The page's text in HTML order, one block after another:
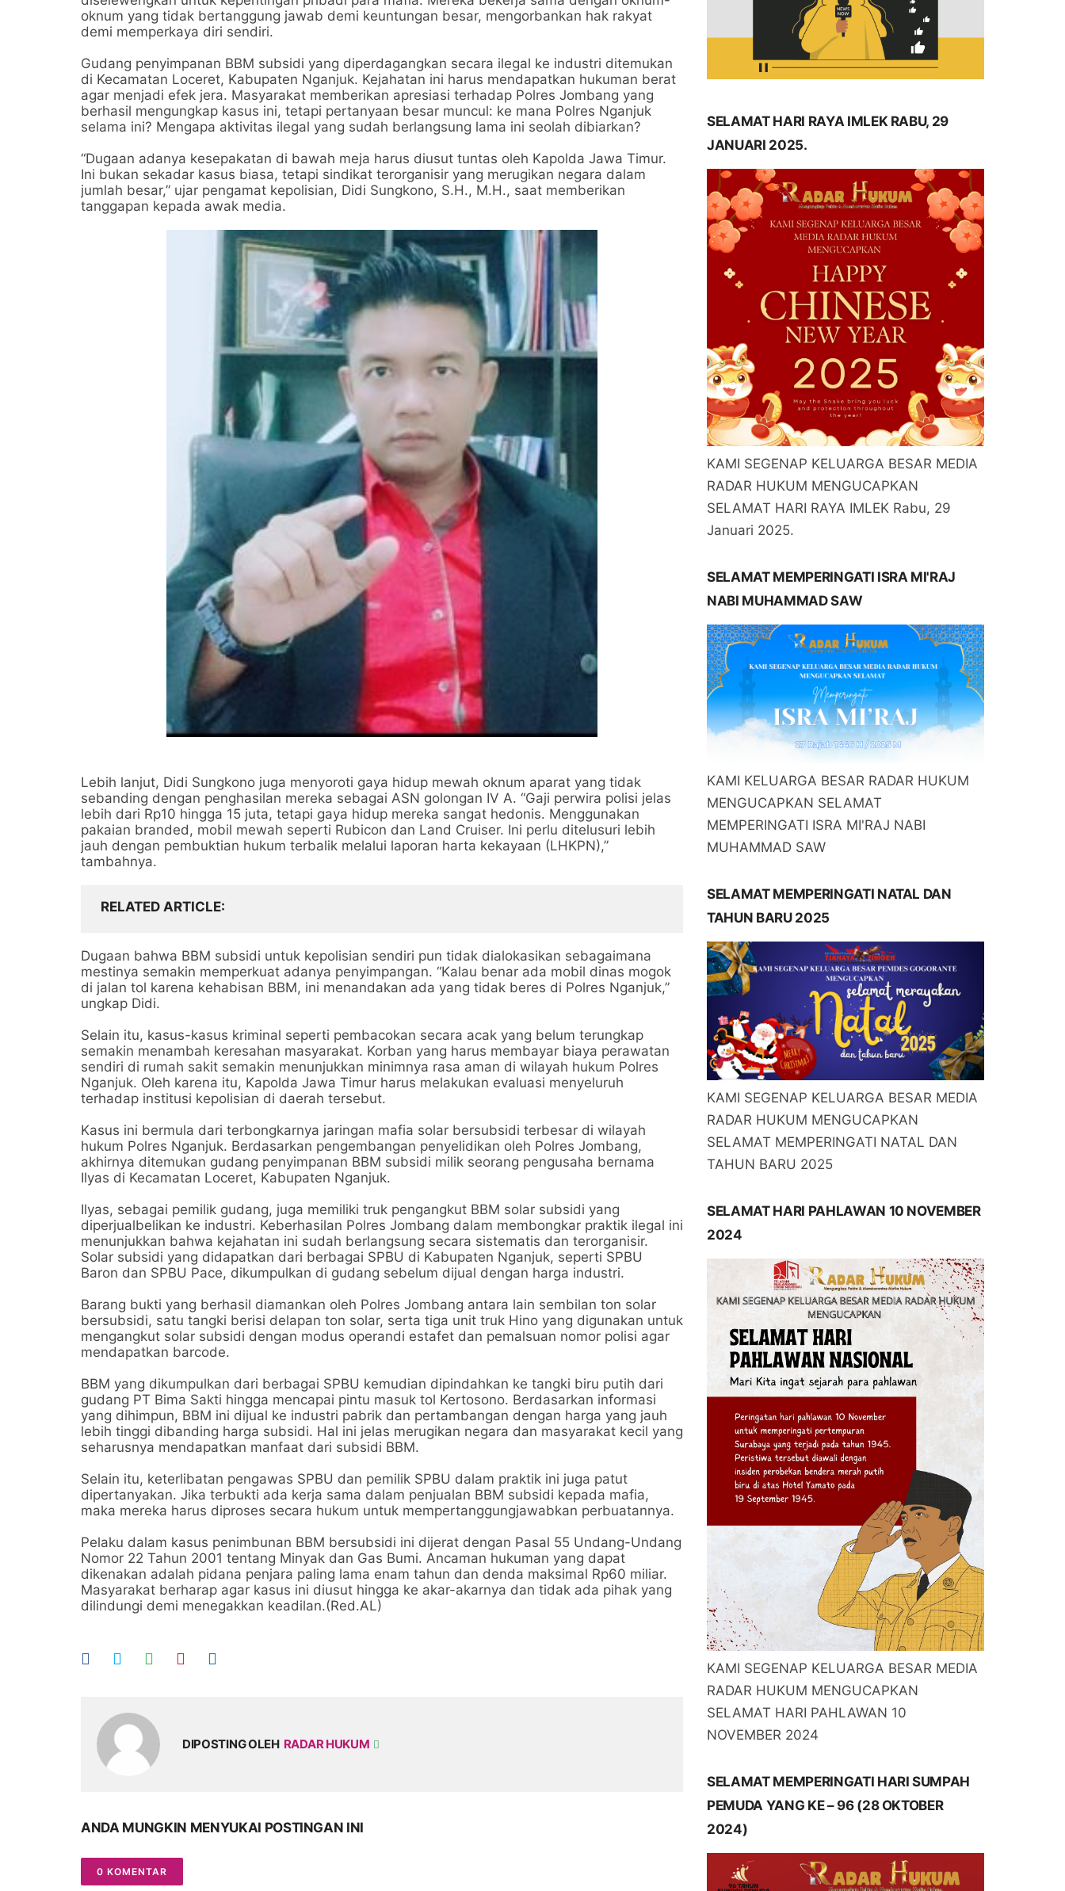
oknum yang tidak bertanggung jawab demi keuntungan besar, mengorbankan hak rakyat
demi memperkaya diri sendiri.
Gudang penyimpanan BBM subsidi yang diperdagangkan secara ilegal ke industri ditemukan
di Kecamatan Loceret, Kabupaten Nganjuk. Kejahatan ini harus mendapatkan hukuman berat
agar menjadi efek jera. Masyarakat memberikan apresiasi terhadap Polres Jombang yang
berhasil mengungkap kasus ini, tetapi pertanyaan besar muncul: ke mana Polres Nganjuk
selama ini? Mengapa aktivitas ilegal yang sudah berlangsung lama ini seolah dibiarkan?
“Dugaan adanya kesepakatan di bawah meja harus diusut tuntas oleh Kapolda Jawa Timur.
Ini bukan sekadar kasus biasa, tetapi sindikat terorganisir yang merugikan negara dalam
jumlah besar,” ujar pengamat kepolisian, Didi Sungkono, S.H., M.H., saat memberikan
tanggapan kepada awak media.
Lebih lanjut, Didi Sungkono juga menyoroti gaya hidup mewah oknum aparat yang tidak
sebanding dengan penghasilan mereka sebagai ASN golongan IV A. “Gaji perwira polisi jelas
lebih dari Rp10 hingga 15 juta, tetapi gaya hidup mereka sangat hedonis. Menggunakan
pakaian branded, mobil mewah seperti Rubicon dan Land Cruiser. Ini perlu ditelusuri lebih
jauh dengan pembuktian hukum terbalik melalui laporan harta kekayaan (LHKPN),”
tambahnya.
RELATED ARTICLE
Dugaan bahwa BBM subsidi untuk kepolisian sendiri pun tidak dialokasikan sebagaimana
mestinya semakin memperkuat adanya penyimpangan. “Kalau benar ada mobil dinas mogok
di jalan tol karena kehabisan BBM, ini menandakan ada yang tidak beres di Polres Nganjuk,”
ungkap Didi.
Selain itu, kasus-kasus kriminal seperti pembacokan secara acak yang belum terungkap
semakin menambah keresahan masyarakat. Korban yang harus membayar biaya perawatan
sendiri di rumah sakit semakin menunjukkan minimnya rasa aman di wilayah hukum Polres
Nganjuk. Oleh karena itu, Kapolda Jawa Timur harus melakukan evaluasi menyeluruh
terhadap institusi kepolisian di daerah tersebut.
Kasus ini bermula dari terbongkarnya jaringan mafia solar bersubsidi terbesar di wilayah
hukum Polres Nganjuk. Berdasarkan pengembangan penyelidikan oleh Polres Jombang,
akhirnya ditemukan gudang penyimpanan BBM subsidi milik seorang pengusaha bernama
Ilyas di Kecamatan Loceret, Kabupaten Nganjuk.
Ilyas, sebagai pemilik gudang, juga memiliki truk pengangkut BBM solar subsidi yang
diperjualbelikan ke industri. Keberhasilan Polres Jombang dalam membongkar praktik ilegal ini
menunjukkan bahwa kejahatan ini sudah berlangsung secara sistematis dan terorganisir.
Solar subsidi yang didapatkan dari berbagai SPBU di Kabupaten Nganjuk, seperti SPBU
Baron dan SPBU Pace, dikumpulkan di gudang sebelum dijual dengan harga industri.
Barang bukti yang berhasil diamankan oleh Polres Jombang antara lain sembilan ton solar
bersubsidi, satu tangki berisi delapan ton solar, serta tiga unit truk Hino yang digunakan untuk
mengangkut solar subsidi dengan modus operandi estafet dan pemalsuan nomor polisi agar
mendapatkan barcode.
BBM yang dikumpulkan dari berbagai SPBU kemudian dipindahkan ke tangki biru putih dari
gudang PT Bima Sakti hingga mencapai pintu masuk tol Kertosono. Berdasarkan informasi
yang dihimpun, BBM ini dijual ke industri pabrik dan pertambangan dengan harga yang jauh
lebih tinggi dibanding harga subsidi. Hal ini jelas merugikan negara dan masyarakat kecil yang
seharusnya mendapatkan manfaat dari subsidi BBM.
Selain itu, keterlibatan pengawas SPBU dan pemilik SPBU dalam praktik ini juga patut
dipertanyakan. Jika terbukti ada kerja sama dalam penjualan BBM subsidi kepada mafia,
maka mereka harus diproses secara hukum untuk mempertanggungjawabkan perbuatannya.
Pelaku dalam kasus penimbunan BBM bersubsidi ini dijerat dengan Pasal 55 Undang-Undang
Nomor 22 Tahun 2001 tentang Minyak dan Gas Bumi. Ancaman hukuman yang dapat
dikenakan adalah pidana penjara paling lama enam tahun dan denda maksimal Rp60 miliar.
Masyarakat berharap agar kasus ini diusut hingga ke akar-akarnya dan tidak ada pihak yang
dilindungi demi menegakkan keadilan.(Red.AL)
DIPOSTING OLEH RADAR HUKUM
ANDA MUNGKIN MENYUKAI POSTINGAN INI
0 KOMENTAR
SELAMAT HARI RAYA IMLEK RABU, 29
JANUARI 2025.
KAMI SEGENAP KELUARGA BESAR MEDIA
RADAR HUKUM MENGUCAPKAN
SELAMAT HARI RAYA IMLEK Rabu, 29
Januari 2025.
SELAMAT MEMPERINGATI ISRA MI'RAJ
NABI MUHAMMAD SAW
KAMI KELUARGA BESAR RADAR HUKUM
MENGUCAPKAN SELAMAT
MEMPERINGATI ISRA MI'RAJ NABI
MUHAMMAD SAW
SELAMAT MEMPERINGATI NATAL DAN
TAHUN BARU 2025
KAMI SEGENAP KELUARGA BESAR MEDIA
RADAR HUKUM MENGUCAPKAN
SELAMAT MEMPERINGATI NATAL DAN
TAHUN BARU 2025
SELAMAT HARI PAHLAWAN 10 NOVEMBER
2024
KAMI SEGENAP KELUARGA BESAR MEDIA
RADAR HUKUM MENGUCAPKAN
SELAMAT HARI PAHLAWAN 10
NOVEMBER 2024
SELAMAT MEMPERINGATI HARI SUMPAH
PEMUDA YANG KE – 96 (28 OKTOBER
2024)